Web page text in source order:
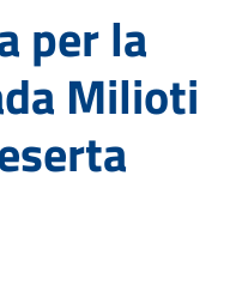
per la
Milioti